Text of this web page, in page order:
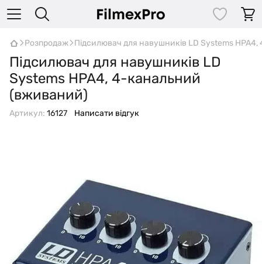
Розпродаж Підсилювач для навушників LD Systems
Підсилювач для навушників LD
Systems HPA4, 4-канальний
(вживаний)
Артикул: 16127 Написати відгук